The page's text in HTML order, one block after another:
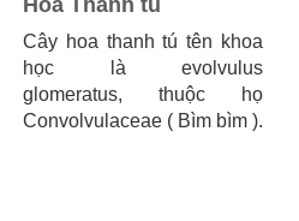
Cây hoa thanh tú tên khoa
học là evolvulus
glomeratus, thuộc họ
Convolvulaceae ( Bìm bìm ).